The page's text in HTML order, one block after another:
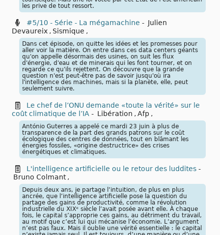
les prive de tout ressort.
#5/10 - Série - La mégamachine - Julien
Devaureix , Sismique ,
Dans cet épisode, on quitte les idées et les promesses pour
aller voir la matière. On entre dans ces data centers géants
qu'on appelle désormais des usines, on suit les flux
d'énergie, d'eau et de minerais qui les font tourner, et on
regarde ce qu'ils rejettent. On découvre que la grande
question n'est peut-être pas de savoir jusqu'où ira
l'intelligence des machines, mais si la planète, elle, peut
seulement suivre.
Le chef de l’ONU demande «toute la vérité» sur le
coût climatique de l’IA - Libération , Afp ,
António Guterres a appelé ce mardi 23 juin à plus de
transparence de la part des grands patrons sur le coût
écologique des centres de données, tout en blâmant les
énergies fossiles, «origine destructrice» des crises
énergétiques et climatiques.
L'intelligence artificielle ou le retour des luddites -
Bruno Colmant ,
Depuis deux ans, je partage l’intuition, de plus en plus
ancrée, que l’intelligence artificielle pose la question du
partage des gains de productivité, comme la révolution
industrielle du XIXᵉ siècle l’avait posée avant elle. À chaque
fois, le capital s’approprie ces gains, au détriment du travail,
au motif que c’est lui qui mécanise l’économie. L’argument
n’est pas faux. Mais il oublie une vérité essentielle : le capital